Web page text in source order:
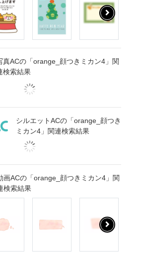
真ACの「orange_顔つきミカン4」関
検索結果
シルエットACの「orange_顔つき
ミカン4」関連検索結果
画ACの「orange_顔つきミカン4」関
検索結果